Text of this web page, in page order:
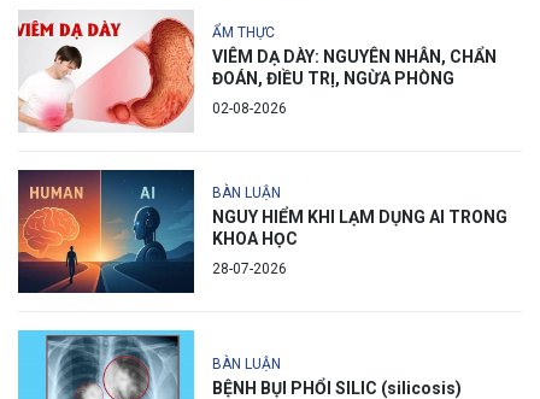
ẨM THỰC
VIÊM DẠ DÀY: NGUYÊN NHÂN, CHẨN
ĐOÁN, ĐIỀU TRỊ, NGỪA PHÒNG
02-08-2026
BÀN LUẬN
NGUY HIỂM KHI LẠM DỤNG AI TRONG
KHOA HỌC
28-07-2026
BÀN LUẬN
BỆNH BỤI PHỔI SILIC (silicosis)